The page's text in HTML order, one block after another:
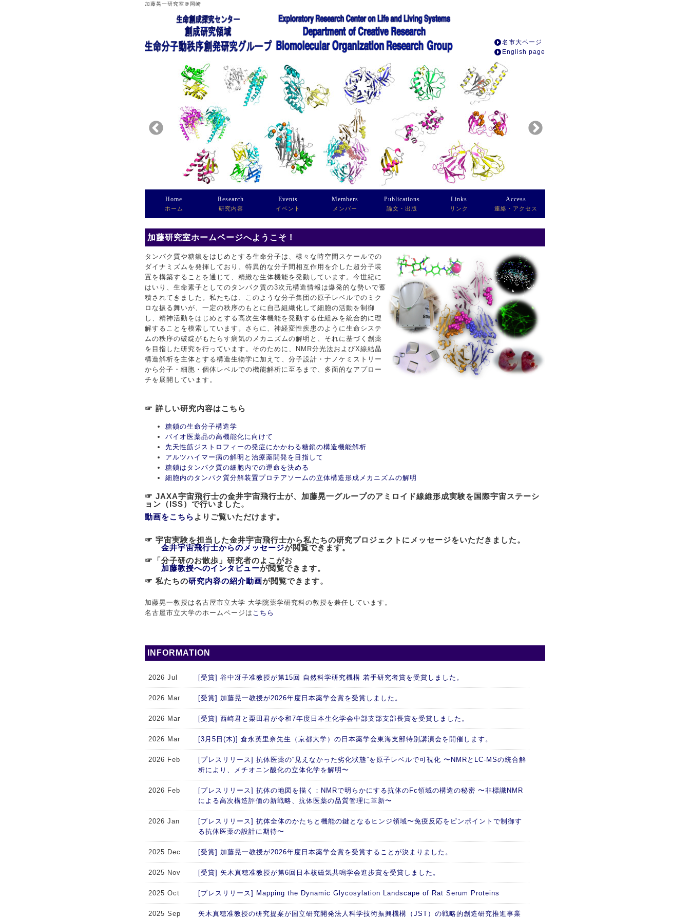
加藤晃一研究室＠岡崎
名市大ページ
English page
Home
ホーム
Research
研究内容
Events
イベント
Members
メンバー
Publications
論文・出版
Links
リンク
Access
連絡・アクセス
加藤研究室ホームページへようこそ !
タンパク質や糖鎖をはじめとする生命分子は、様々な時空間スケールでの
ダイナミズムを発揮しており、特異的な分子間相互作用を介した超分子装
置を構築することを通じて、精緻な生体機能を発動しています。今世紀に
はいり、生命素子としてのタンパク質の3次元構造情報は爆発的な勢いで蓄
積されてきました。私たちは、このような分子集団の原子レベルでのミク
ロな振る舞いが、一定の秩序のもとに自己組織化して細胞の活動を制御
し、精神活動をはじめとする高次生体機能を発動する仕組みを統合的に理
解することを模索しています。さらに、神経変性疾患のように生命システ
ムの秩序の破綻がもたらす病気のメカニズムの解明と、それに基づく創薬
を目指した研究を行っています。そのために、NMR分光法およびX線結晶
構造解析を主体とする構造生物学に加えて、分子設計・ナノケミストリー
から分子・細胞・個体レベルでの機能解析に至るまで、多面的なアプロー
チを展開しています。
☞ 詳しい研究内容はこちら
糖鎖の生命分子構造学
バイオ医薬品の高機能化に向けて
先天性筋ジストロフィーの発症にかかわる糖鎖の構造機能解析
アルツハイマー病の解明と治療薬開発を目指して
糖鎖はタンパク質の細胞内での運命を決める
細胞内のタンパク質分解装置プロテアソームの立体構造形成メカニズムの解明
☞ JAXA宇宙飛行士の金井宇宙飛行士が、加藤晃一グループのアミロイド線維形成実験を国際宇宙ステーシ
ョン（ISS）で行いました。
動画をこちら よりご覧いただけます。
☞ 宇宙実験を担当した金井宇宙飛行士から私たちの研究プロジェクトにメッセージをいただきました。
金井宇宙飛行士からのメッセージが閲覧できます。
☞「分子研のお散歩」研究者のよこがお
加藤教授へのインタビューが閲覧できます。
☞ 私たちの研究内容の紹介動画が閲覧できます。
加藤晃一教授は名古屋市立大学 大学院薬学研究科の教授を兼任しています。
名古屋市立大学のホームページは こちら
INFORMATION
2026 Jul [受賞] 谷中冴子准教授が第15回 自然科学研究機構 若手研究者賞を受賞しました。
2026 Mar [受賞] 加藤晃一教授が2026年度日本薬学会賞を受賞しました。
2026 Mar [受賞] 西崎君と栗田君が令和7年度日本生化学会中部支部支部長賞を受賞しました。
2026 Mar [3月5日(木)] 倉永英里奈先生（京都大学）の日本薬学会東海支部特別講演会を開催します。
2026 Feb
[プレスリリース] 抗体医薬の“見えなかった劣化状態”を原子レベルで可視化 〜NMRとLC-MSの統合解
析により、メチオニン酸化の立体化学を解明〜
2026 Feb
[プレスリリース] 抗体の地図を描く：NMRで明らかにする抗体のFc領域の構造の秘密 〜非標識NMR
による高次構造評価の新戦略、抗体医薬の品質管理に革新〜
2026 Jan
[プレスリリース] 抗体全体のかたちと機能の鍵となるヒンジ領域〜免疫反応をピンポイントで制御す
る抗体医薬の設計に期待〜
2025 Dec [受賞] 加藤晃一教授が2026年度日本薬学会賞を受賞することが決まりました。
2025 Nov [受賞] 矢木真穂准教授が第6回日本核磁気共鳴学会進歩賞を受賞しました。
2025 Oct [プレスリリース] Mapping the Dynamic Glycosylation Landscape of Rat Serum Proteins
2025 Sep 矢木真穂准教授の研究提案が国立研究開発法人科学技術振興機構（JST）の戦略的創造研究推進事業